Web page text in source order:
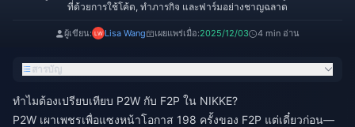
ที่ด้วยการใช้โค้ด, ทำภารกิจ และฟาร์มอย่างชาญฉลาด
ผู้เขียน: Lisa Wang เผยแพร่เมื่อ:2025/12/03 4 min อ่าน
สารบัญ
ทำไมต้องเปรียบเทียบ P2W กับ F2P ใน NIKKE?
P2W เผาเพชรเพื่อแซงหน้าโอกาส 198 ครั้งของ F2P แต่เดี๋ยวก่อน—